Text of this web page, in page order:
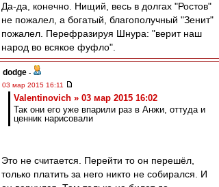
Да-да, конечно. Нищий, весь в долгах "Ростов"
не пожалел, а богатый, благополучный "Зенит"
пожалел. Перефразируя Шнура: "верит наш
народ во всякое фуфло".
dodge -
03 мар 2015 16:11
Valentinovich » 03 мар 2015 16:02
Так они его уже впарили раз в Анжи, оттуда и
ценник нарисовали
Это не считается. Перейти то он перешёл,
только платить за него никто не собирался. И